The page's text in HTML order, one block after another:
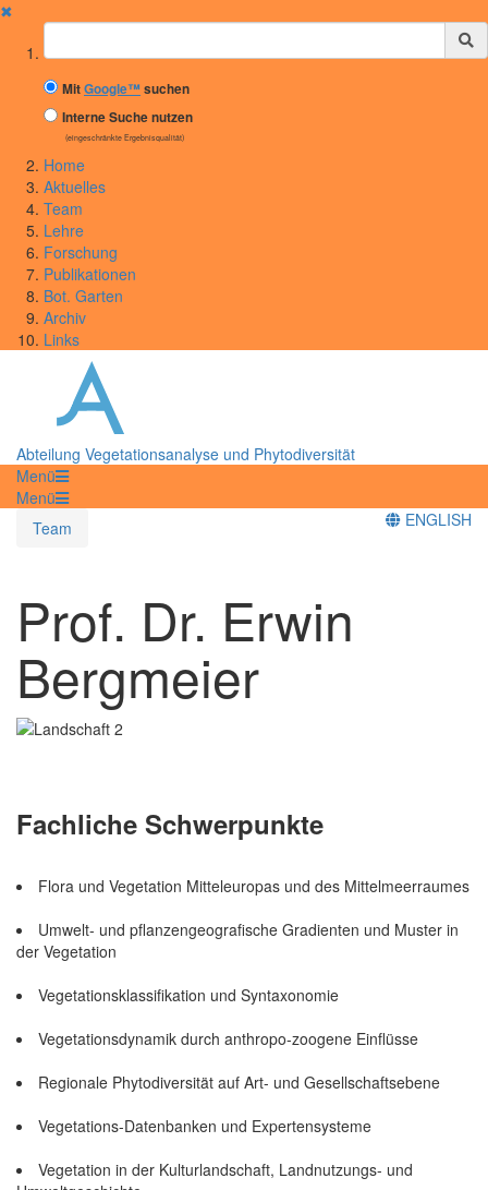
✖
Suchbegriff
MitGoogle™suchen
Interne Suche nutzen
(eingeschränkte Ergebnisqualität)
Home
Aktuelles
Team
Lehre
Forschung
Publikationen
Bot. Garten
Archiv
Links
Abteilung Vegetationsanalyse und Phytodiversität
Menü
Menü
Team
ENGLISH
Prof. Dr. Erwin
Bergmeier
Fachliche Schwerpunkte
Flora und Vegetation Mitteleuropas und des Mittelmeerraumes
Umwelt- und pflanzengeografische Gradienten und Muster in
der Vegetation
Vegetationsklassifikation und Syntaxonomie
Vegetationsdynamik durch anthropo-zoogene Einflüsse
Regionale Phytodiversität auf Art- und Gesellschaftsebene
Vegetations-Datenbanken und Expertensysteme
Vegetation in der Kulturlandschaft, Landnutzungs- und